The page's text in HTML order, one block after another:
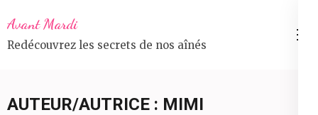
au
contenu
Avant Mardi
Redécouvrez les secrets de nos aînés
AUTEUR/AUTRICE : MIMI